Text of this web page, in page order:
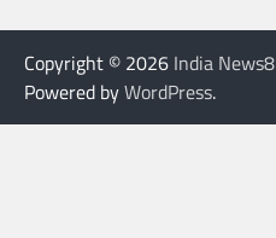
Copyright © 2026 India News8
Powered byWordPress.